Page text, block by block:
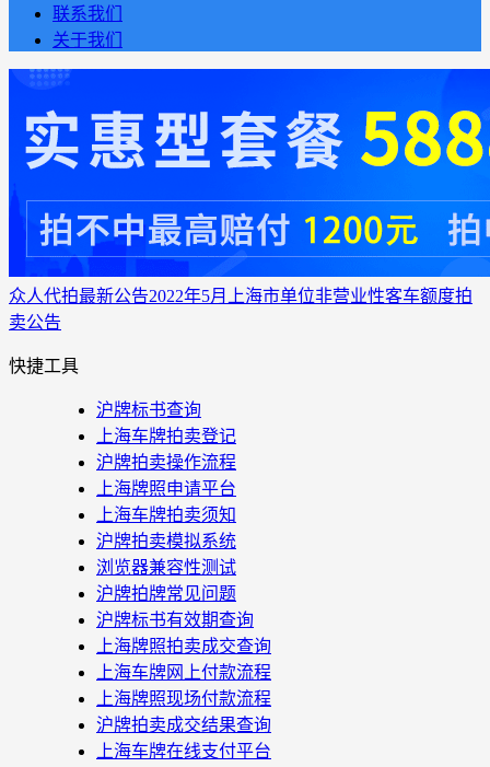
联系我们
关于我们
众人代拍最新公告2022年5月上海市单位非营业性客车额度拍
卖公告
快捷工具
沪牌标书查询
上海车牌拍卖登记
沪牌拍卖操作流程
上海牌照申请平台
上海车牌拍卖须知
沪牌拍卖模拟系统
浏览器兼容性测试
沪牌拍牌常见问题
沪牌标书有效期查询
上海牌照拍卖成交查询
上海车牌网上付款流程
上海牌照现场付款流程
沪牌拍卖成交结果查询
上海车牌在线支付平台